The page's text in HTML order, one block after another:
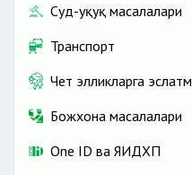
Суд-ҳуқуқ масалалари
Транспорт
Чет элликларга
Божхона масалалари
One ID ва ЯИДХП